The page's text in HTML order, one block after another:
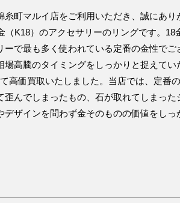
糸町マルイ店をご利用いただき、誠にあ
（K18）のアクセサリーのリングです。
ーで最も多く使われている定番の金性で
場高騰のタイミングをしっかりと捉えて
高価買取いたしました。当店では、定番
歪んでしまったもの、石が取れてしまっ
デザインを問わず金そのものの価値をし